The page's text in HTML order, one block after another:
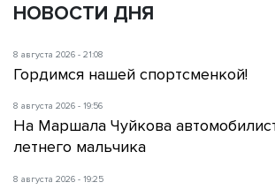
НОВОСТИ ДНЯ
8 августа 2026 - 21:08
Гордимся нашей спортсменкой!
8 августа 2026 - 19:56
На Маршала Чуйкова
летнего мальчика
8 августа 2026 - 19:25